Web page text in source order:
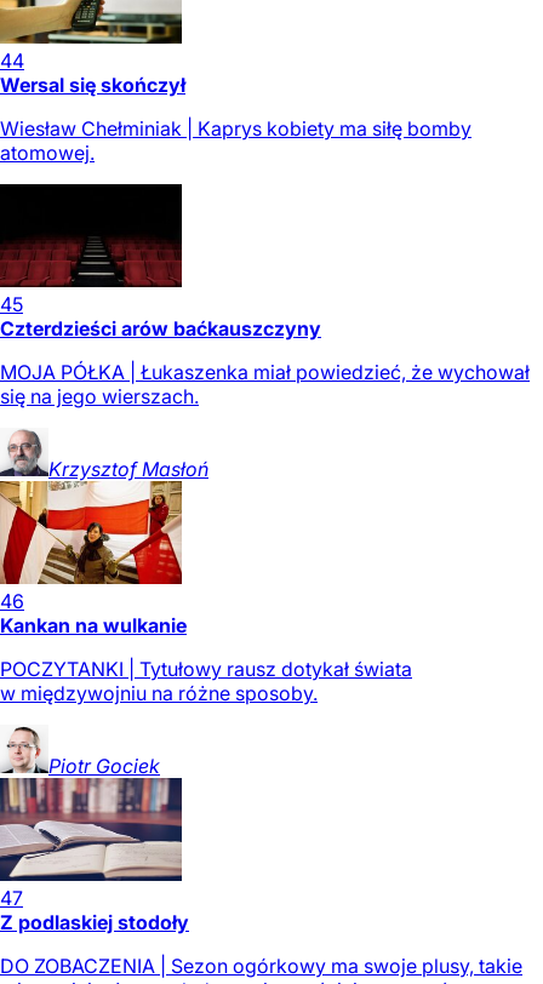
44
Wersal się skończył
Wiesław Chełminiak | Kaprys kobiety ma siłę bomby
atomowej.
45
Czterdzieści arów baćkauszczyny
MOJA PÓŁKA | Łukaszenka miał powiedzieć, że wychował
się na jego wierszach.
Krzysztof Masłoń
46
Kankan na wulkanie
POCZYTANKI | Tytułowy rausz dotykał świata
w międzywojniu na różne sposoby.
Piotr Gociek
47
Z podlaskiej stodoły
DO ZOBACZENIA | Sezon ogórkowy ma swoje plusy, takie